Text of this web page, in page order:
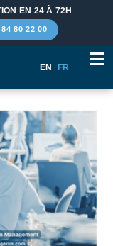
EN 24 À 72H
84 80 22 00
EN | FR